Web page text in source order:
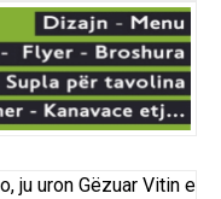
ju uron Gëzuar Vitin e